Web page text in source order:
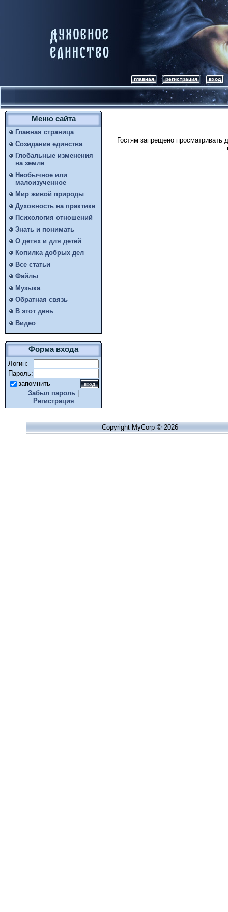
главная регистрация вход
Меню сайта
Главная страница
Созидание единства
Глобальные изменения
на земле
Необычное или
малоизученное
Мир живой природы
Духовность на практике
Психология отношений
Знать и понимать
О детях и для детей
Копилка добрых дел
Все статьи
Файлы
Музыка
Обратная связь
В этот день
Видео
Форма входа
Логин:
Пароль:
запомнить
Забыл пароль
Регистрация
Гостям запрещено просматривать
Copyright MyCorp © 2026